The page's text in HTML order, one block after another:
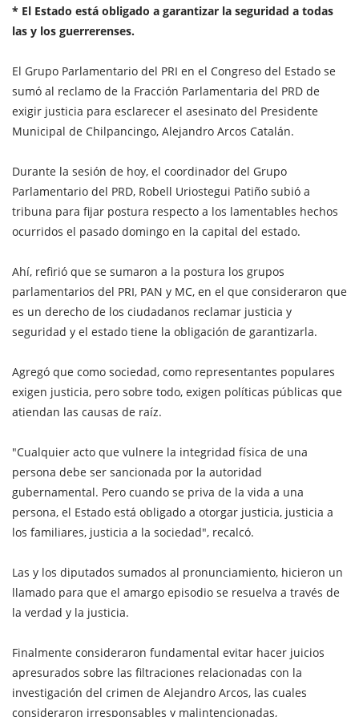
* El Estado está obligado a garantizar la seguridad a todas
las y los guerrerenses.
El Grupo Parlamentario del PRI en el Congreso del Estado se
sumó al reclamo de la Fracción Parlamentaria del PRD de
exigir justicia para esclarecer el asesinato del Presidente
Municipal de Chilpancingo, Alejandro Arcos Catalán.
Durante la sesión de hoy, el coordinador del Grupo
Parlamentario del PRD, Robell Uriostegui Patiño subió a
tribuna para fijar postura respecto a los lamentables hechos
ocurridos el pasado domingo en la capital del estado.
Ahí, refirió que se sumaron a la postura los grupos
parlamentarios del PRI, PAN y MC, en el que consideraron que
es un derecho de los ciudadanos reclamar justicia y
seguridad y el estado tiene la obligación de garantizarla.
Agregó que como sociedad, como representantes populares
exigen justicia, pero sobre todo, exigen políticas públicas que
atiendan las causas de raíz.
"Cualquier acto que vulnere la integridad física de una
persona debe ser sancionada por la autoridad
gubernamental. Pero cuando se priva de la vida a una
persona, el Estado está obligado a otorgar justicia, justicia a
los familiares, justicia a la sociedad", recalcó.
Las y los diputados sumados al pronunciamiento, hicieron un
llamado para que el amargo episodio se resuelva a través de
la verdad y la justicia.
Finalmente consideraron fundamental evitar hacer juicios
apresurados sobre las filtraciones relacionadas con la
investigación del crimen de Alejandro Arcos, las cuales
consideraron irresponsables y malintencionadas,